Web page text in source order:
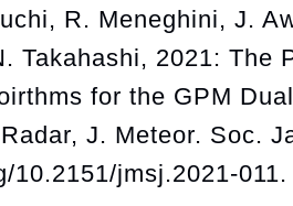
R. Meneghini, J.
Takahashi, 2021: The
for the GPM
J. Meteor. Soc.
10.2151/jmsj.2021-011.